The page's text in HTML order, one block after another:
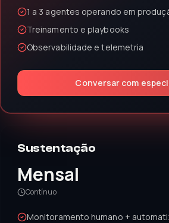
1 a 3 agentes operando em
Treinamento e playbooks
Observabilidade e telemetria
Conversar com
Sustentação
Mensal
Contínuo
Monitoramento humano +